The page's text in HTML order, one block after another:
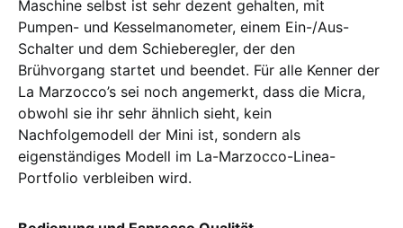
Maschine selbst ist sehr dezent gehalten, mit
Pumpen- und Kesselmanometer, einem Ein-/Aus-
Schalter und dem Schieberegler, der den
Brühvorgang startet und beendet. Für alle Kenner der
La Marzocco’s sei noch angemerkt, dass die Micra,
obwohl sie ihr sehr ähnlich sieht, kein
Nachfolgemodell der Mini ist, sondern als
eigenständiges Modell im La-Marzocco-Linea-
Portfolio verbleiben wird.